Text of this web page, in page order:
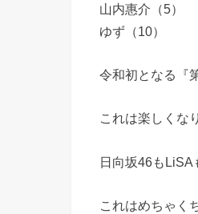
山内惠介（5）
ゆず（10）
令和初となる『
これは楽しくな
日向坂46もLiSA
これはめちゃく